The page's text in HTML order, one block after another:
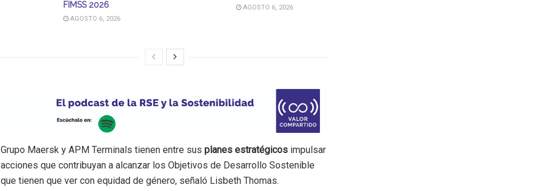
FIMSS 2026
AGOSTO 6, 2026
AGOSTO 6, 2026
Grupo Maersk y APM Terminals tienen entre sus planes estratégicos impulsar
acciones que contribuyan a alcanzar los Objetivos de Desarrollo Sostenible
que tienen que ver con equidad de género, señaló Lisbeth Thomas.